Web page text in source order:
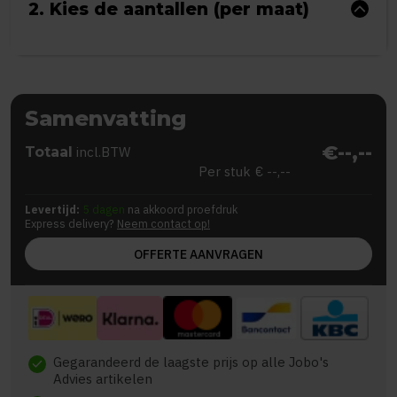
2. Kies de aantallen (per maat)
Samenvatting
Totaal incl.BTW €--,--
Per stuk € --,--
Levertijd: 5 dagen na akkoord proefdruk
Express delivery? Neem contact op!
OFFERTE AANVRAGEN
check Gegarandeerd de laagste prijs op alle Jobo's
Advies artikelen